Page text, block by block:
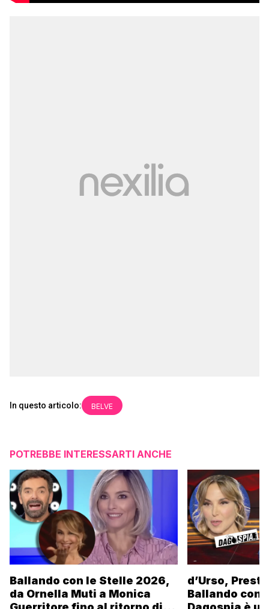
In questo articolo: BELVE
POTREBBE INTERESSARTI ANCHE
Ballando con le Stelle 2026,
da Ornella Muti a Monica
d’Urso,
Ballando con